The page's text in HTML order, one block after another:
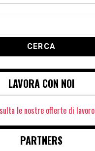
LAVORA CON NOI
le nostre offerte di lavoro
PARTNERS